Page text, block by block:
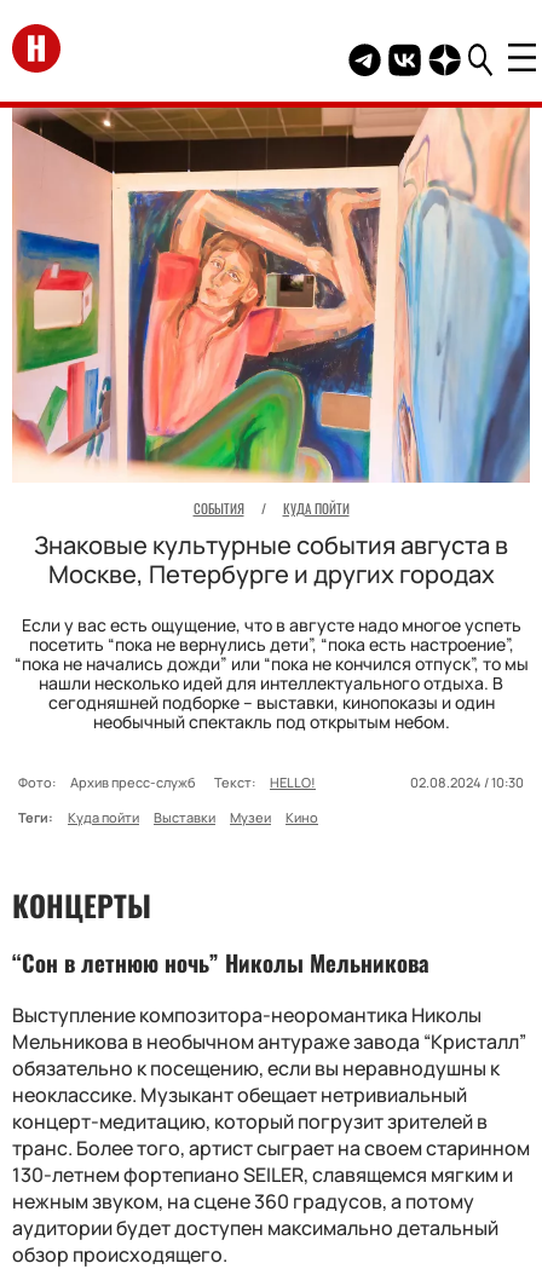
Перейти на главную
Telegram канал
Группа HELLO
Канал
СОБЫТИЯ / КУДА ПОЙТИ
Знаковые культурные события августа в
Москве, Петербурге и других городах
Если у вас есть ощущение, что в августе надо многое успеть
посетить “пока не вернулись дети”, “пока есть настроение”,
“пока не начались дожди” или “пока не кончился отпуск”, то мы
нашли несколько идей для интеллектуального отдыха. В
сегодняшней подборке – выставки, кинопоказы и один
необычный спектакль под открытым небом.
Фото: Архив пресс-служб Текст: HELLO!
02.08.2024 / 10:30
Теги:
Куда пойти Выставки Музеи Кино
КОНЦЕРТЫ
“Сон в летнюю ночь” Николы Мельникова
Выступление композитора-неоромантика Николы
Мельникова в необычном антураже завода “Кристалл”
обязательно к посещению, если вы неравнодушны к
неоклассике. Музыкант обещает нетривиальный
концерт-медитацию, который погрузит зрителей в
транс. Более того, артист сыграет на своем старинном
130-летнем фортепиано SEILER, славящемся мягким и
нежным звуком, на сцене 360 градусов, а потому
аудитории будет доступен максимально детальный
обзор происходящего.